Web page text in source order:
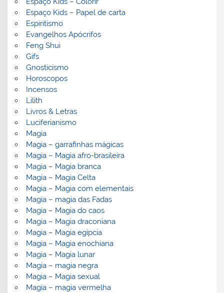
Espaço Kids – Papel de carta
Espiritismo
Evangelhos Apócrifos
Feng Shui
Gifs
Gnosticismo
Horoscopos
Incensos
Lilith
Livros & Letras
Luciferianismo
Magia
Magia – garrafinhas mágicas
Magia – Magia afro-brasileira
Magia – Magia branca
Magia – Magia Celta
Magia – Magia com elementais
Magia – magia das Fadas
Magia – Magia do caos
Magia – Magia draconiana
Magia – Magia egípcia
Magia – Magia enochiana
Magia – Magia lunar
Magia – magia negra
Magia – Magia sexual
Magia – magia vermelha